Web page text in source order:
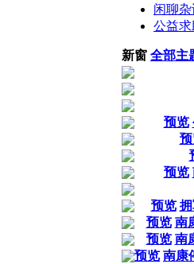
闲聊杂
公益求
新窗 全部主
预览
预览
预览
预览 南
预览 南
预览 南康